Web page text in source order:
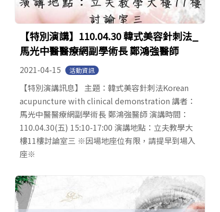
【特別演講】110.04.30 韓式美容針刺法_
馬光中醫醫療網副學術長 鄭鴻強醫師
2021-04-15 活動資訊
【特別演講訊息】 主題：韓式美容針刺法Korean
acupuncture with clinical demonstration 講者：
馬光中醫醫療網副學術長 鄭鴻強醫師 演講時間：
110.04.30(五) 15:10-17:00 演講地點：立夫教學大
樓11樓討論室三 ※因場地座位有限，請提早到場入
座※